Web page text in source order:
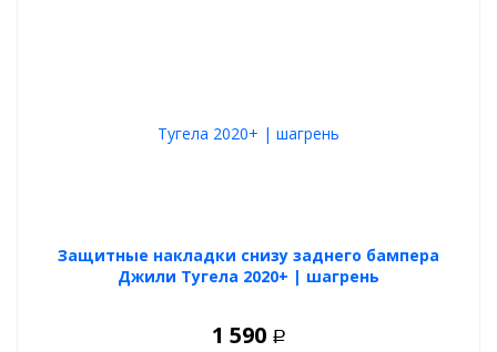
Защитные накладки снизу заднего бампера
Джили Тугела 2020+ | шагрень
1 590 Р